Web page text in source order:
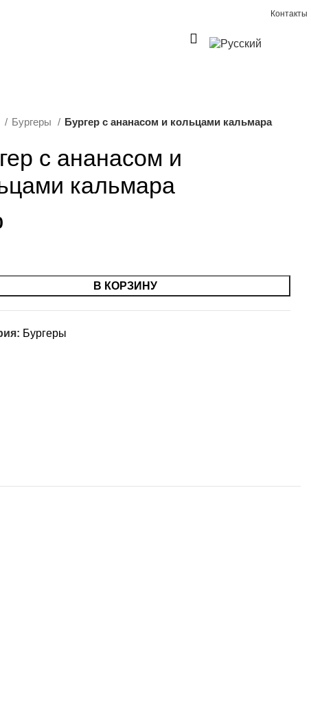
Контакты
Бургеры Бургер с ананасом и кольцами кальмара
с ананасом и
кальмара
В КОРЗИНУ
Бургеры